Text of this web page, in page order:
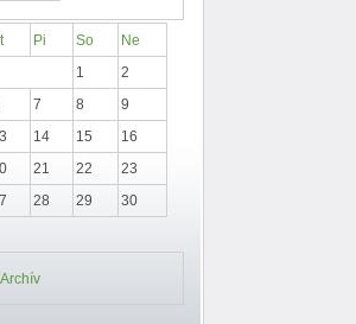
Pi So
Ne
1
2
7 8
9
14 15
16
21 22
23
28 29
30
Archív